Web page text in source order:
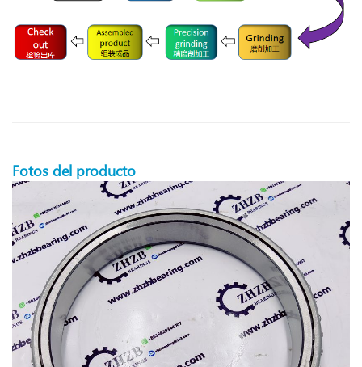
Fotos del producto